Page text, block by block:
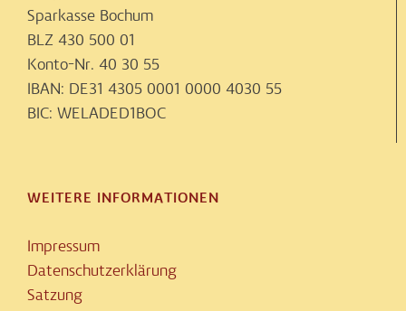
Sparkasse Bochum
BLZ 430 500 01
Konto-Nr. 40 30 55
IBAN: DE31 4305 0001 0000 4030 55
BIC: WELADED1BOC
WEITERE INFORMATIONEN
Impressum
Datenschutzerklärung
Satzung